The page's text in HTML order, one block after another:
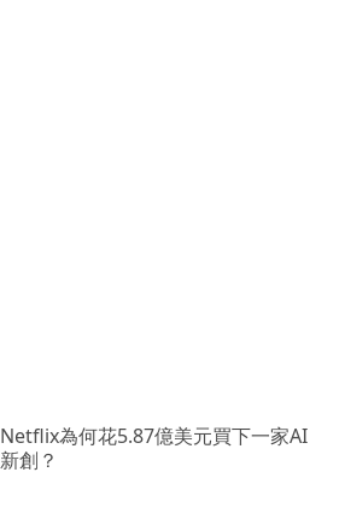
Netflix為何花5.87億美元買下一家AI
新創？